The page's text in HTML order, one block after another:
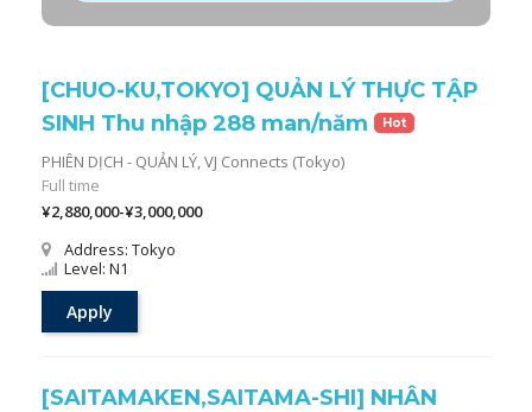
[CHUO-KU,TOKYO] QUẢN LÝ THỰC TẬP
SINH Thu nhập 288 man/năm
Hot
PHIÊN DỊCH - QUẢN LÝ,VJ Connects (Tokyo)
Full time
¥2,880,000-¥3,000,000
Address: Tokyo
Level: N1
Apply
[SAITAMAKEN,SAITAMA-SHI] NHÂN